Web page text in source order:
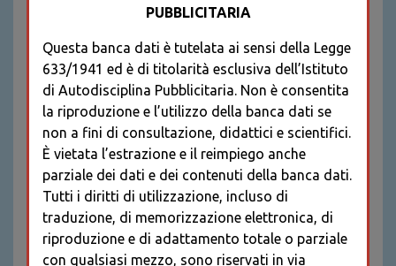
OBBLIGATORI
PUBBLICITARIA
Questa banca dati è tutelata ai sensi della Legge
633/1941 ed è di titolarità esclusiva dell’Istituto
di Autodisciplina Pubblicitaria. Non è consentita
la riproduzione e l’utilizzo della banca dati se
non a fini di consultazione, didattici e scientifici.
È vietata l’estrazione e il reimpiego anche
parziale dei dati e dei contenuti della banca dati.
Tutti i diritti di utilizzazione, incluso di
traduzione, di memorizzazione elettronica, di
riproduzione e di adattamento totale o parziale
con qualsiasi mezzo, sono riservati in via